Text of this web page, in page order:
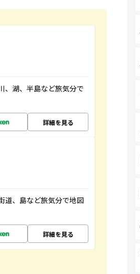
、湖、半島など旅気分で
詳細を見る
道、島など旅気分で地図
詳細を見る